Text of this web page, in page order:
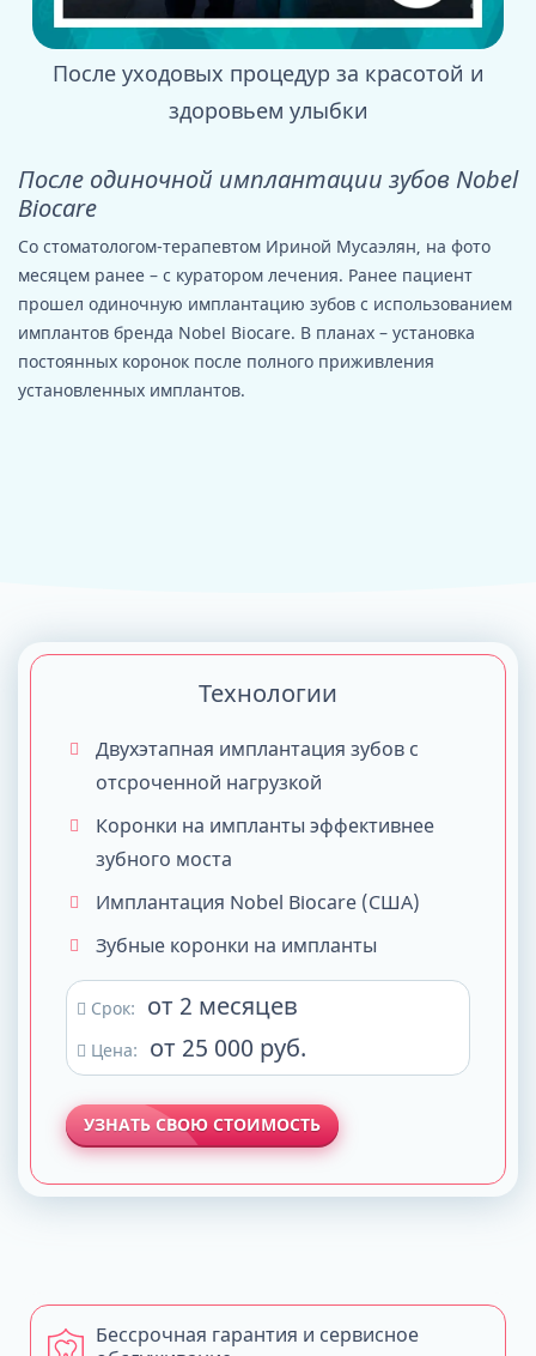
После одиночной имплантации зубов Nobel
Biocare
Со стоматологом-терапевтом Ириной Мусаэлян, на фото
месяцем ранее – с куратором лечения. Ранее пациент
прошел одиночную имплантацию зубов с использованием
имплантов бренда Nobel Biocare. В планах – установка
постоянных коронок после полного приживления
установленных имплантов.
После уходовых процедур за красотой и
здоровьем улыбки
Технологии
Двухэтапная имплантация зубов с
отсроченной нагрузкой
Коронки на импланты эффективнее
зубного моста
Имплантация Nobel Biocare (США)
Зубные коронки на импланты
Срок: от 2 месяцев
Цена: от 25 000 руб.
УЗНАТЬ СВОЮ СТОИМОСТЬ
Бессрочная гарантия и сервисное